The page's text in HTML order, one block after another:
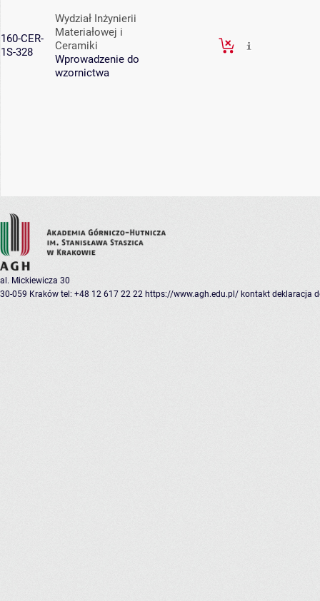
160-CER-
1S-328
Wydział Inżynierii
Materiałowej i
Ceramiki
Wprowadzenie do
wzornictwa
al. Mickiewicza 30
30-059 Kraków tel: +48 12 617 22 22 https://www.agh.edu.pl/ kontakt deklaracja